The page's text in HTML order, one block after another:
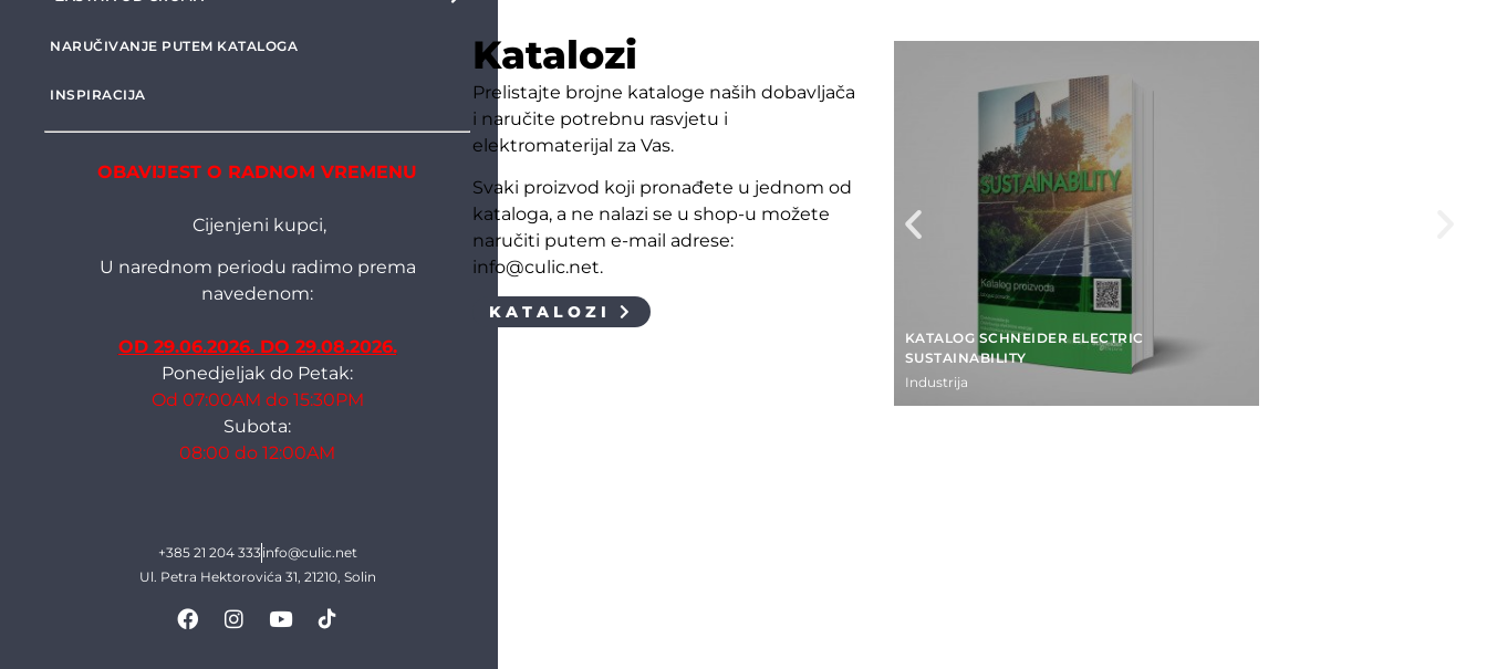
NARUČIVANJE PUTEM KATALOGA
INSPIRACIJA
OBAVIJEST O RADNOM VREMENU
Cijenjeni kupci,
U narednom periodu radimo prema
navedenom:
OD 29.06.2026. DO 29.08.2026.
Ponedjeljak do Petak:
Od 07:00AM do 15:30PM
Subota:
08:00 do 12:00AM
+385 21 204 333info@culic.net
Ul. Petra Hektorovića 31, 21210, Solin
Katalozi
Prelistajte brojne kataloge naših dobavljača
i naručite potrebnu rasvjetu i
elektromaterijal za Vas.
Svaki proizvod koji pronađete u jednom od
kataloga, a ne nalazi se u shop-u možete
naručiti putem e-mail adrese:
info@culic.net.
KATALOZI
KATALOG SCHNEIDER ELECTRIC
SUSTAINABILITY
Industrija